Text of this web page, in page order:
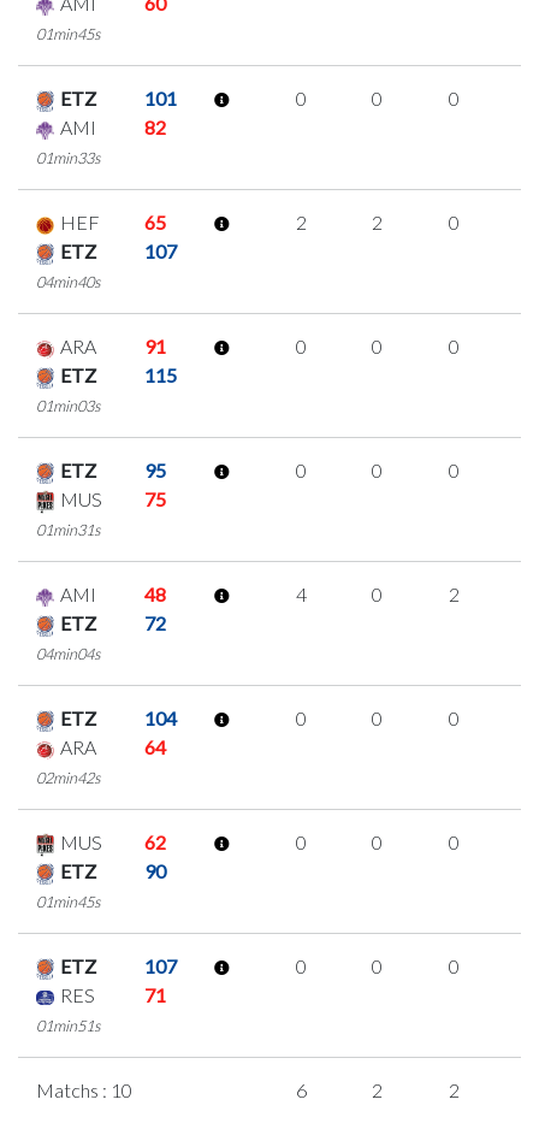
01min45s
ETZ
101
AMI
82
01min33s
0 0 0
HEF
65
ETZ
107
04min40s
2 2 0
ARA
91
ETZ
115
01min03s
0 0 0
ETZ
95
MUS
75
01min31s
0 0 0
AMI
48
ETZ
72
04min04s
4 0 2
ETZ
104
ARA
64
02min42s
0 0 0
MUS
62
ETZ
90
01min45s
0 0 0
ETZ
107
RES
71
01min51s
0 0 0
Matchs : 10 6 2 2